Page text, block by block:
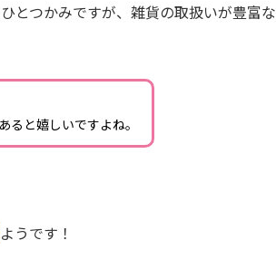
とつかみですが、雑貨の取扱いが豊富な
と嬉しいですよね。
ようです！